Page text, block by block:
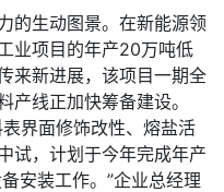
生动图景。在新能源领
业项目的年产20万吨低
来新进展，该项目一期全
产线正加快筹备建设。
界面修饰改性、熔盐活
试，计划于今年完成年产
安装工作。”企业总经理